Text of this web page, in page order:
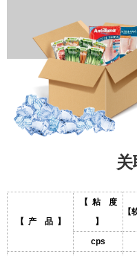
【 产 品 】
【 粘 度
】
【
cps